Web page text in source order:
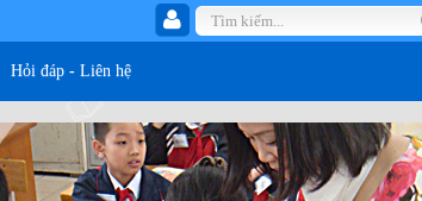
Hỏi đáp - Liên hệ